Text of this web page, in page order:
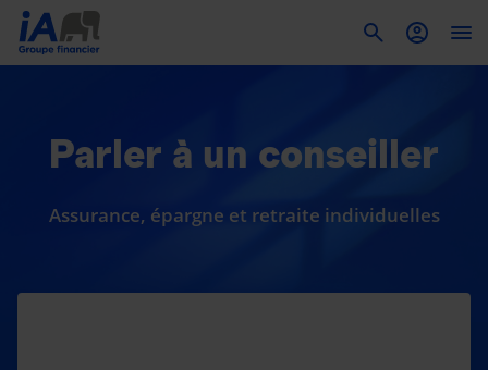
Parler à un conseiller
Assurance, épargne et retraite individuelles